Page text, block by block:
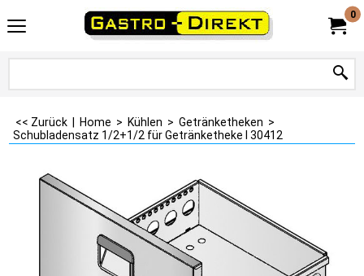
0
<< Zurück Home > Kühlen > Getränketheken >
Schubladensatz 1/2+1/2 für Getränketheke I 30412